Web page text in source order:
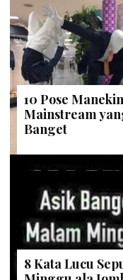
10 Pose
Mainstream
Banget
8 Kata Lucu